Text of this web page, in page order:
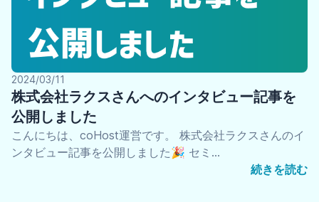
2024/03/11
株式会社ラクスさんへのインタビュー記事を
公開しました
こんにちは、coHost運営です。 株式会社ラクスさんのイ
ンタビュー記事を公開しました🎉 セミ…
続きを読む